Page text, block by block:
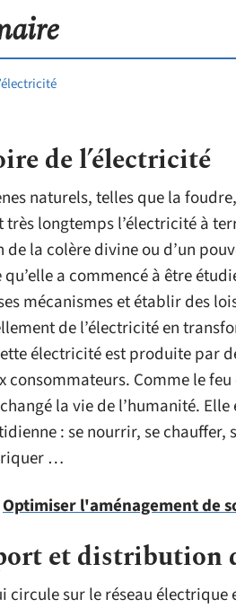
de l’électricité
naturels, telles que la
longtemps l’électricité à
la colère divine ou d’un
qu’elle a commencé à être
mécanismes et établir des
de l’électricité en
électricité est produite par
consommateurs. Comme le
la vie de l’humanité.
: se nourrir, se chauffer,
…
Optimiser l'aménagement de
et distribution
circule sur le réseau